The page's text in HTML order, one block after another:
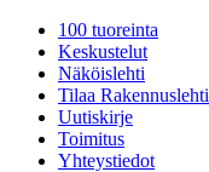
100 tuoreinta
Keskustelut
Näköislehti
Tilaa Rakennuslehti
Uutiskirje
Toimitus
Yhteystiedot